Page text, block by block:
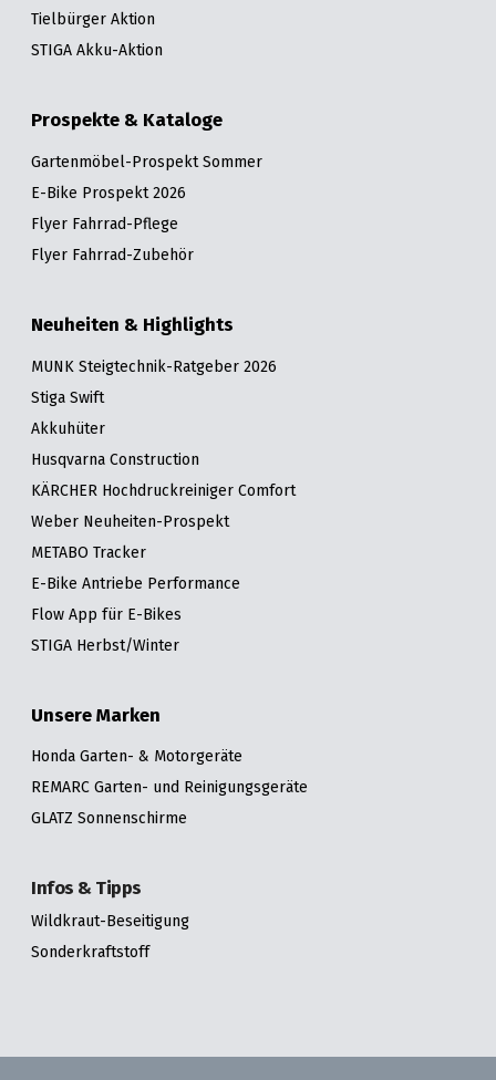
Tielbürger Aktion
STIGA Akku-Aktion
Prospekte & Kataloge
Gartenmöbel-Prospekt Sommer
E-Bike Prospekt 2026
Flyer Fahrrad-Pflege
Flyer Fahrrad-Zubehör
Neuheiten & Highlights
MUNK Steigtechnik-Ratgeber 2026
Stiga Swift
Akkuhüter
Husqvarna Construction
KÄRCHER Hochdruckreiniger Comfort
Weber Neuheiten-Prospekt
METABO Tracker
E-Bike Antriebe Performance
Flow App für E-Bikes
STIGA Herbst/Winter
Unsere Marken
Honda Garten- & Motorgeräte
REMARC Garten- und Reinigungsgeräte
GLATZ Sonnenschirme
Infos & Tipps
Wildkraut-Beseitigung
Sonderkraftstoff